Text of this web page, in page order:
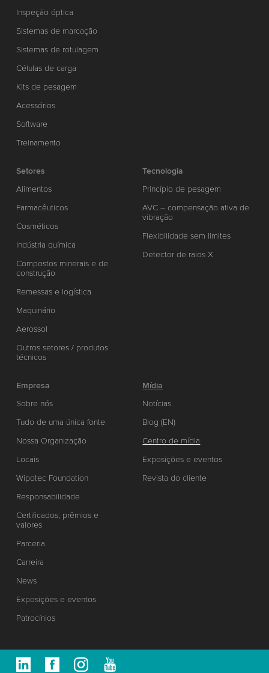
Inspeção óptica
Sistemas de marcação
Sistemas de rotulagem
Células de carga
Kits de pesagem
Acessórios
Software
Treinamento
Setores
Alimentos
Farmacêuticos
Cosméticos
Indústria química
Compostos minerais e de
construção
Remessas e logística
Maquinário
Aerossol
Outros setores / produtos
técnicos
Tecnologia
Princípio de pesagem
AVC – compensação ativa de
vibração
Flexibilidade sem limites
Detector de raios X
Empresa
Sobre nós
Tudo de uma única fonte
Nossa Organização
Locais
Wipotec Foundation
Responsabilidade
Certificados, prêmios e
valores
Parceria
Carreira
News
Exposições e eventos
Patrocínios
Mídia
Notícias
Blog (EN)
Centro de mídia
Exposições e eventos
Revista do cliente